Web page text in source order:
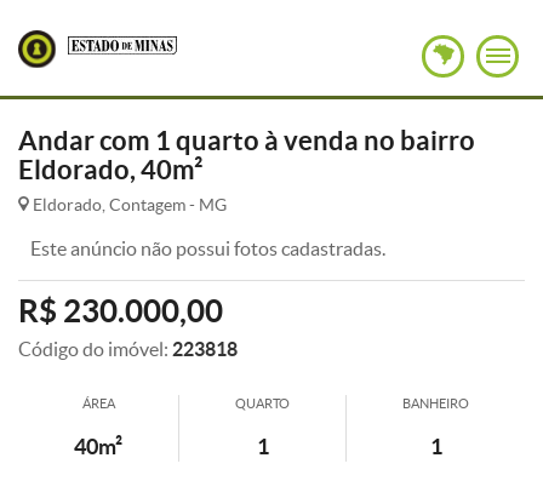
Andar com 1 quarto à venda no bairro
Eldorado, 40m²
Eldorado, Contagem - MG
Este anúncio não possui fotos cadastradas.
R$ 230.000,00
Código do imóvel: 223818
ÁREA
40m²
QUARTO
1
BANHEIRO
1